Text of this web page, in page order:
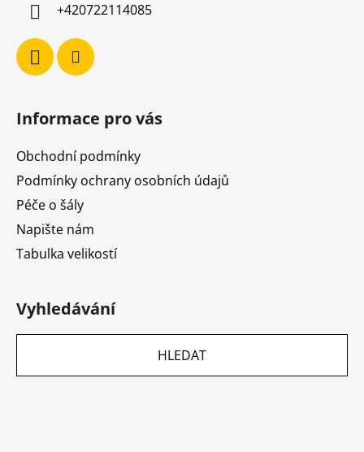
+420722114085
Informace pro vás
Obchodní podmínky
Podmínky ochrany osobních údajů
Péče o šály
Napište nám
Tabulka velikostí
Vyhledávání
HLEDAT